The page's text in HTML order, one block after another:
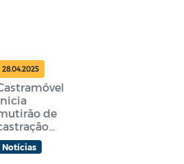
28.04.2025
de
em
Notícias